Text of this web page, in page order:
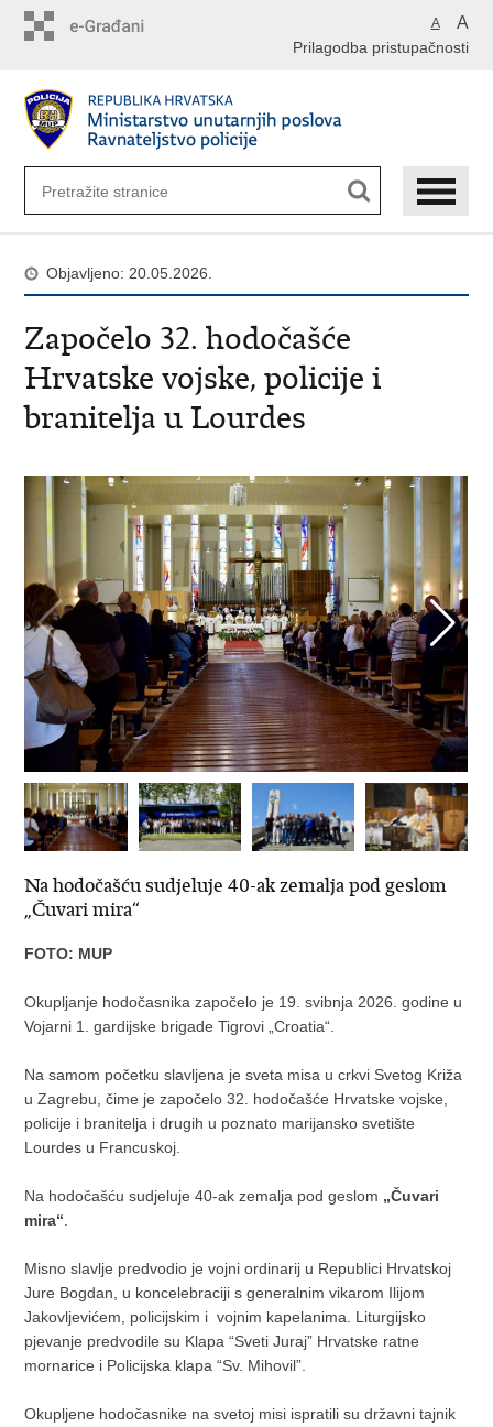
A A
Prilagodba pristupačnosti
Objavljeno: 20.05.2026.
Započelo 32. hodočašće
Hrvatske vojske, policije i
branitelja u Lourdes
Na hodočašću sudjeluje 40-ak zemalja pod geslom
„Čuvari mira“
FOTO: MUP
Okupljanje hodočasnika započelo je 19. svibnja 2026. godine u
Vojarni 1. gardijske brigade Tigrovi „Croatia“.
Na samom početku slavljena je sveta misa u crkvi Svetog Križa
u Zagrebu, čime je započelo 32. hodočašće Hrvatske vojske,
policije i branitelja i drugih u poznato marijansko svetište
Lourdes u Francuskoj.
Na hodočašću sudjeluje 40-ak zemalja pod geslom „Čuvari
mira“
Misno slavlje predvodio je vojni ordinarij u Republici Hrvatskoj
Jure Bogdan, u koncelebraciji s generalnim vikarom Ilijom
Jakovljevićem, policijskim i vojnim kapelanima. Liturgijsko
pjevanje predvodile su Klapa “Sveti Juraj” Hrvatske ratne
mornarice i Policijska klapa “Sv. Mihovil”.
Okupljene hodočasnike na svetoj misi ispratili su državni tajnik